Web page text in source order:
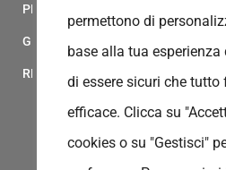
PRIVACY
GESTIONALE GAIA
RED CLOUD
permettono di
base alla tua
di essere sicuri che
efficace. Clicca su
cookies o su "Gestisci"